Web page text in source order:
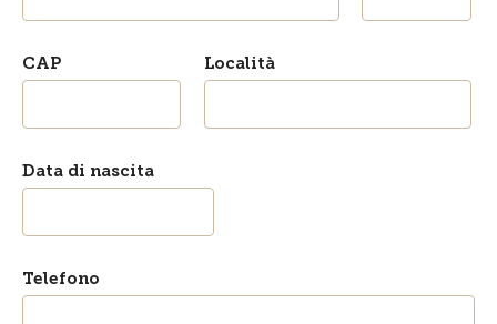
CAP Località
Data di nascita
Telefono